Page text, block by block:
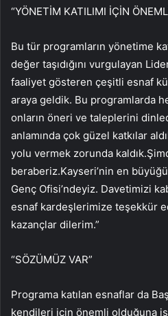
“YÖNETİM KATILIMI İÇİN
Bu tür programların yönetime
değer taşıdığını vurgulayan
faaliyet gösteren çeşitli esnaf
araya geldik. Bu programlarda
onların öneri ve taleplerini
anlamında çok güzel katkılar
yolu vermek zorunda
beraberiz.Kayseri’nin en
Genç Ofisi’ndeyiz. Davetimizi
esnaf kardeşlerimize teşekkür
kazançlar dilerim.”
“SÖZÜMÜZ VAR”
Programa katılan esnaflar da
kendileri için önemli olduğuna